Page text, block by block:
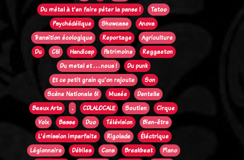
Du métal à t'en faire péter la panse !
Tatoo
Psychédélique
Showcase
Anova
Transition écologique
Reportage
Agriculture
Du
C61 Handicap Patrimoine
Reggaeton
Du metal et . . . nous !
Du punk
Et ce petit grain qu'on rajoute
Son
Scène Nationale 61
Musée
Dentelle
Beaux Arts
. CDLALOCALE Soutien
Cirque
Voix
Basse Duo Télévision
Bien-être
L'émission imparfaite
Rigolade
Éléctrique
Légionnaire
Débiles Cons Breakbeat
Piano